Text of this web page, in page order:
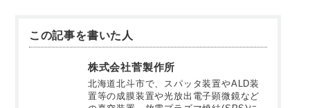
この記事を書いた人
株式会社菅製作所
北海道北斗市で、スパッタ装置やALD装
置等の成膜装置や光放出電子顕微鏡など